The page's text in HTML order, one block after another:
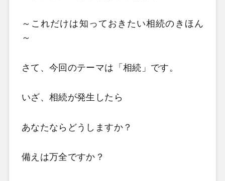
～これだけは知っておきたい相続のきほん
～
さて、今回のテーマは「相続」です。
いざ、相続が発生したら
あなたならどうしますか？
備えは万全ですか？